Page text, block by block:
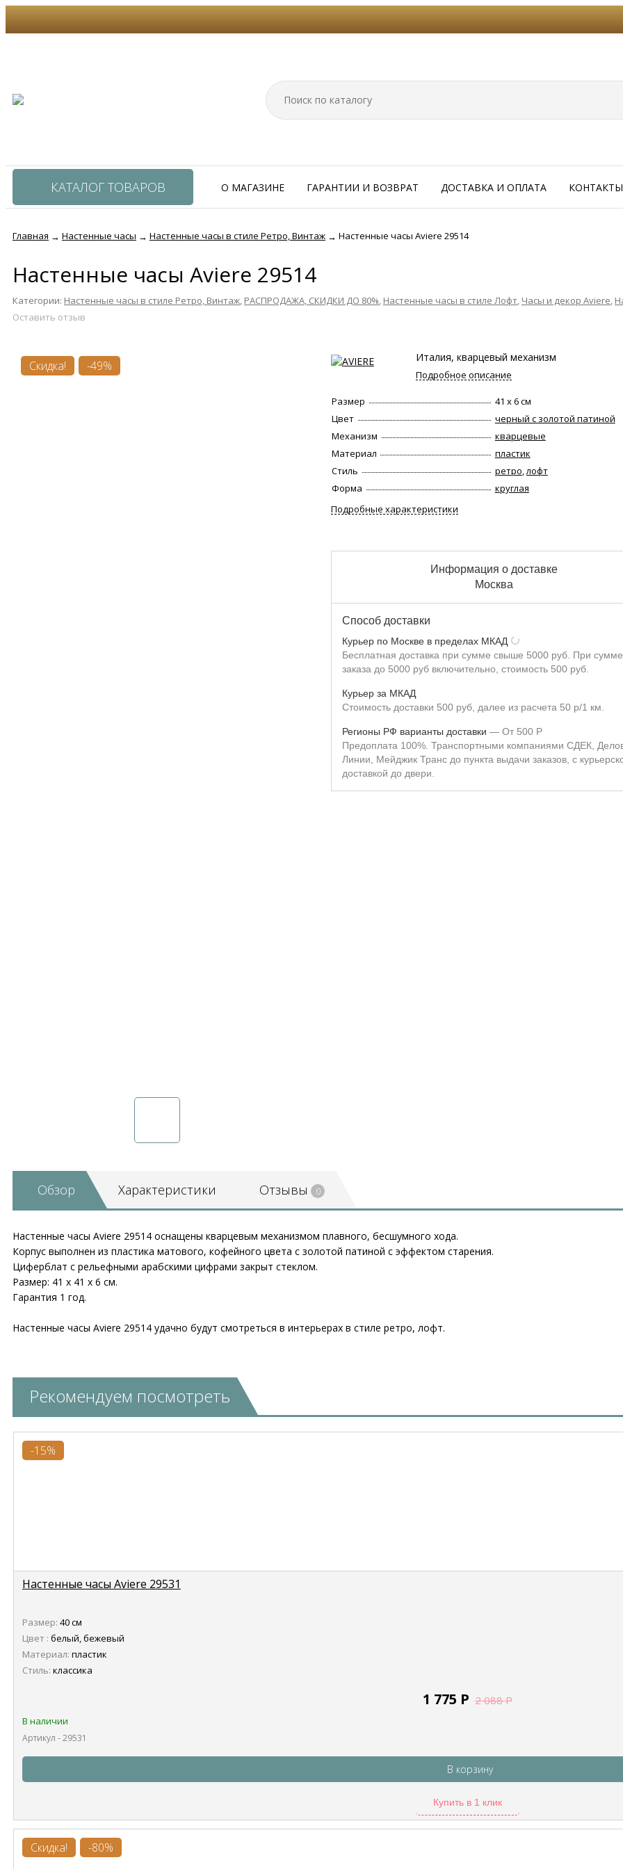
КАТАЛОГ ТОВАРОВ О МАГАЗИНЕ ГАРАНТИИ И ВОЗВРАТ ДОСТАВКА И ОПЛАТА КОНТАКТЫ
Главная → Настенные часы → Настенные часы в стиле Ретро, Винтаж → Настенные часы Aviere 29514
Настенные часы Aviere 29514
Категории: Настенные часы в стиле Ретро, Винтаж РАСПРОДАЖА, СКИДКИ ДО 80% Настенные часы в стиле Лофт Часы и декор Aviere
Оставить отзыв
Скидка! -49%
Италия, кварцевый механизм
Подробное описание
Размер
41 х 6 см
Цвет
черный с золотой патиной
Механизм
кварцевые
Материал
пластик
Стиль
ретро,лофт
Форма
круглая
Подробные характеристики
Информация о доставке
Москва
Способ доставки
Курьер по Москве в пределах МКАД
Бесплатная доставка при сумме свыше 5000 руб. При сумме
заказа до 5000 руб включительно, стоимость 500 руб.
Курьер за МКАД
Стоимость доставки 500 руб, далее из расчета 50 р/1 км.
Регионы РФ варианты доставки От 500 Р
Предоплата 100%. Транспортными компаниями СДЕК,
Линии, Мейджик Транс до пункта выдачи заказов, с
доставкой до двери.
Обзор Характеристики Отзывы 0
Настенные часы Aviere 29514 оснащены кварцевым механизмом плавного, бесшумного хода.
Корпус выполнен из пластика матового, кофейного цвета с золотой патиной с эффектом старения.
Циферблат с рельефными арабскими цифрами закрыт стеклом.
Размер: 41 х 41 х 6 см.
Гарантия 1 год.
Настенные часы Aviere 29514 удачно будут смотреться в интерьерах в стиле ретро, лофт.
Рекомендуем посмотреть
-15%
Настенные часы Aviere 29531
Размер: 40 см
Цвет : белый, бежевый
Материал: пластик
Стиль: классика
1 775 Р 2 088Р
В наличии
Артикул - 29531
В корзину
Купить в 1 клик
Скидка! -80%